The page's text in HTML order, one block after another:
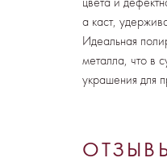
а каст,
Идеальная
металла, что в
украшения для